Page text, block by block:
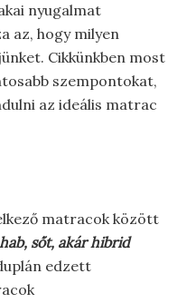
nyugalmat
az, hogy milyen
Cikkünkben most
szempontokat,
az ideális matrac
matracok között
sőt, akár hibrid
edzett